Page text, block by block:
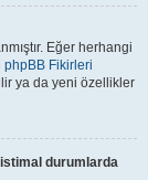
Eğer herhangi
phpBB Fikirleri
ya da yeni özellikler
durumlarda